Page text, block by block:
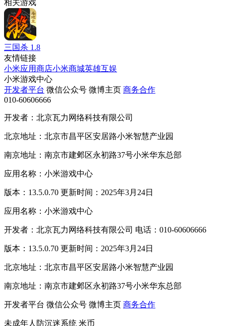
相关游戏
三国杀 1.8
友情链接
小米应用商店小米商城英雄互娱
小米游戏中心
开发者平台 微信公众号 微博主页 商务合作
010-60606666
开发者：北京瓦力网络科技有限公司
北京地址：北京市昌平区安居路小米智慧产业园
南京地址：南京市建邺区永初路37号小米华东总部
应用名称：小米游戏中心
版本：13.5.0.70 更新时间：2025年3月24日
应用名称：小米游戏中心
开发者：北京瓦力网络科技有限公司 电话：010-60606666
版本：13.5.0.70 更新时间：2025年3月24日
北京地址：北京市昌平区安居路小米智慧产业园
南京地址：南京市建邺区永初路37号小米华东总部
开发者平台 微信公众号 微博主页 商务合作
未成年人防沉迷系统 米币